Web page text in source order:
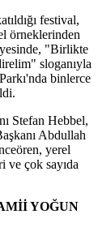
festival,
örneklerinden
"Birlikte
sloganıyla
binlerce
Stefan Hebbel,
Abdullah
yerel
ve çok sayıda
YOĞUN